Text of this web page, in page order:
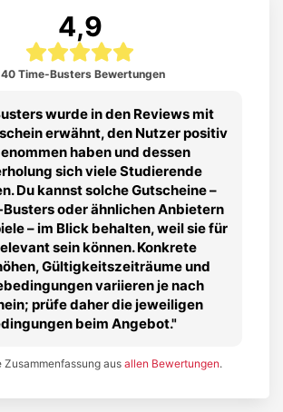
4,9
Time-Busters Bewertungen
wurde in den Reviews mit
erwähnt, den Nutzer positiv
haben und dessen
sich viele Studierende
Du kannst solche Gutscheine –
oder ähnlichen Anbietern
– im Blick behalten, weil sie für
sein können. Konkrete
Gültigkeitszeiträume und
variieren je nach
prüfe daher die jeweiligen
beim Angebot.
aus allen Bewertungen.